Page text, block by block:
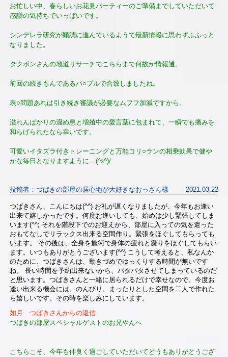
お忙しい中、春らしいお花見パーティーのご準備までしていただいて
感謝の気持ちでいっぱいです。
シンデレラ研究が順調に進んでいるようで最新情報に思わずふふっと
なりました。
タクボンさんの地道リサーチでこちらまで何故か情報通。
前回の続きもんであるパ○プルで合致しましたね。
表○問題あれは引き続き審議が必要なムフフ加減ですから。
溢れんばかりの溜め息と増殖中の愛言葉に包まれて、一瞬でも痛みを
和らげられたなら幸いです。
可愛いイタズラ付きトレーニングと万能コリ○ランの相乗効果で健や
かな毎日となりますように…(^з^)/
投稿者：つばきの部屋の居心地が大好きなおっさん様 2021.03.22
つばきさん、こんにちは(^^) お礼が遅くなりましたが、今年もお逢い
出来て嬉しかったです。何度お逢いしても、始めは少し緊張してしま
います(^^; それを階段下でのお迎えから、部屋に入っての気を遣った
おもてなしでリラックス出来る空間作り。緊張をほぐしてもらっても
います。 その後は、全身を施術で身体の疲れと凝りをほぐしてもらい
ます。いつもありがとうございます(^^) こうして考えると、私なんか
のために、つばきさんは、動きづめでゆっくりする時間が無いです
ね。 長い時間を予約出来ないから、バタバタさせてしまっているのだ
と思います。つばきさんと一緒に居られるだけで幸せなので、今度お
逢い出来る機会には、のんびり、まったりとした空間を二人で作れた
ら嬉しいです。その時を楽しみにしています。
如月 つばきさんからの返信
つばきの部屋スペシャルゲストのお兄やんへ
こちらこそ、今年も仲良く過ごしていただいてどうもありがとうござ